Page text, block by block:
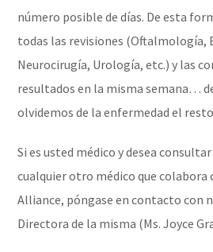
número posible de días. De esta
todas las revisiones (Oftalmología,
Neurocirugía, Urología, etc.) y las
resultados en la misma semana…
olvidemos de la enfermedad el
Si es usted médico y desea
cualquier otro médico que colabora
Alliance, póngase en contacto con
Directora de la misma (Ms. Joyce